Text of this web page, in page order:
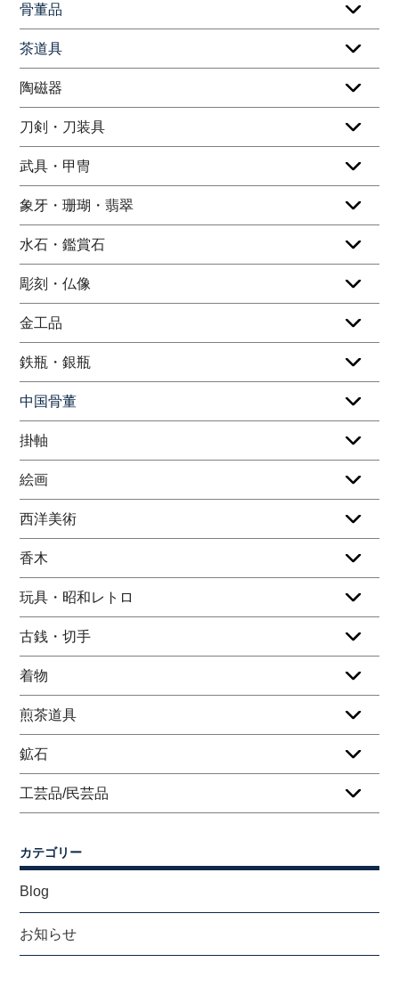
骨董品
茶道具
陶磁器
刀剣・刀装具
武具・甲冑
象牙・珊瑚・翡翠
水石・鑑賞石
彫刻・仏像
金工品
鉄瓶・銀瓶
中国骨董
掛軸
絵画
西洋美術
香木
玩具・昭和レトロ
古銭・切手
着物
煎茶道具
鉱石
工芸品/民芸品
カテゴリー
Blog
お知らせ